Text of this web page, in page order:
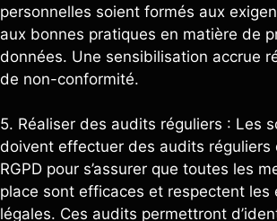
personnelles soient formés aux
aux bonnes pratiques en matière de
données. Une sensibilisation accrue
de non-conformité.
5. Réaliser des audits réguliers : Les
doivent effectuer des audits réguliers
RGPD pour s’assurer que toutes les
place sont efficaces et respectent les
légales. Ces audits permettront